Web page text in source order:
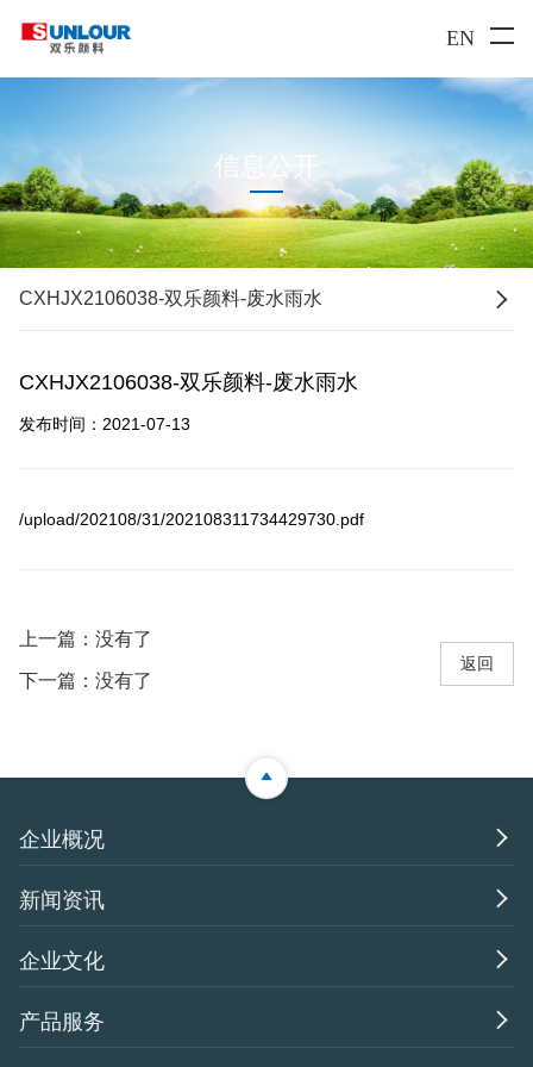
EN
信息公开
CXHJX2106038-双乐颜料-废水雨水 
CXHJX2106038-双乐颜料-废水雨水
发布时间：2021-07-13
/upload/202108/31/202108311734429730.pdf
上一篇：没有了
下一篇：没有了
返回
企业概况 
新闻资讯 
企业文化 
产品服务 